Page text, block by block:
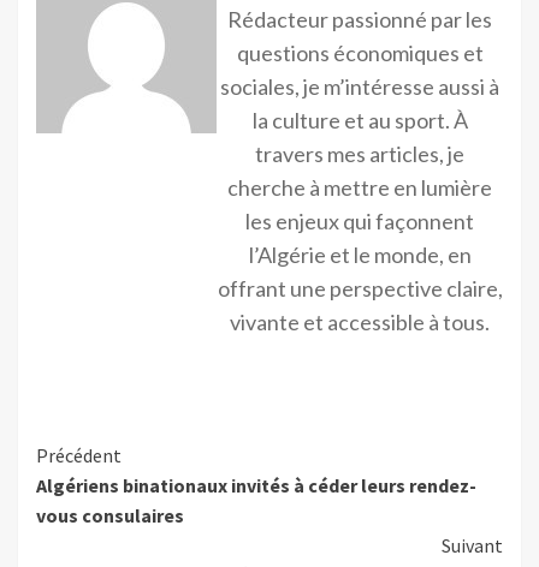
Rédacteur passionné par les
questions économiques et
sociales, je m’intéresse aussi à
la culture et au sport. À
travers mes articles, je
cherche à mettre en lumière
les enjeux qui façonnent
l’Algérie et le monde, en
offrant une perspective claire,
vivante et accessible à tous.
Précédent
Algériens binationaux invités à céder leurs rendez-
vous consulaires
Suivant